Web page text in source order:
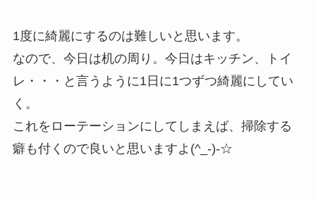
1度に綺麗にするのは難しいと思います。
なので、今日は机の周り。今日はキッチン、トイ
レ・・・と言うように1日に1つずつ綺麗にしてい
く。
これをローテーションにしてしまえば、掃除する
癖も付くので良いと思いますよ(^_-)-☆